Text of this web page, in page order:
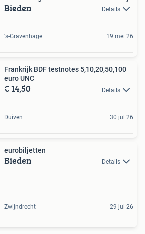
Bieden Details
's-Gravenhage 19 mei 26
Frankrijk BDF testnotes 5,10,20,50,100
euro UNC
€ 14,50 Details
Duiven 30 jul 26
eurobiljetten
Bieden Details
Zwijndrecht 29 jul 26